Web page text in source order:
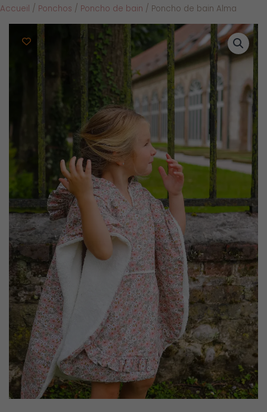
Accueil / Ponchos / Poncho de bain / Poncho de bain Alma